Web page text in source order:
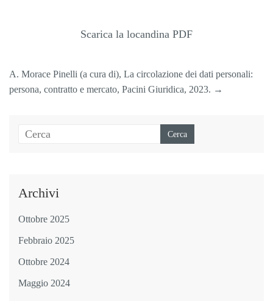
Scarica la locandina PDF
A. Morace Pinelli (a cura di), La circolazione dei dati personali:
persona, contratto e mercato, Pacini Giuridica, 2023. →
Archivi
Ottobre 2025
Febbraio 2025
Ottobre 2024
Maggio 2024